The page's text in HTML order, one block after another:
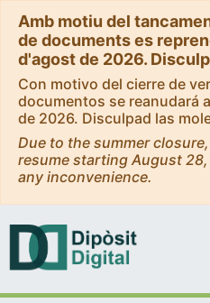
Amb motiu del
de documents es
d'agost de 2026.
Con motivo del cierre de
documentos se reanudará
de 2026. Disculpad las
Due to the summer
resume starting August
any inconvenience.